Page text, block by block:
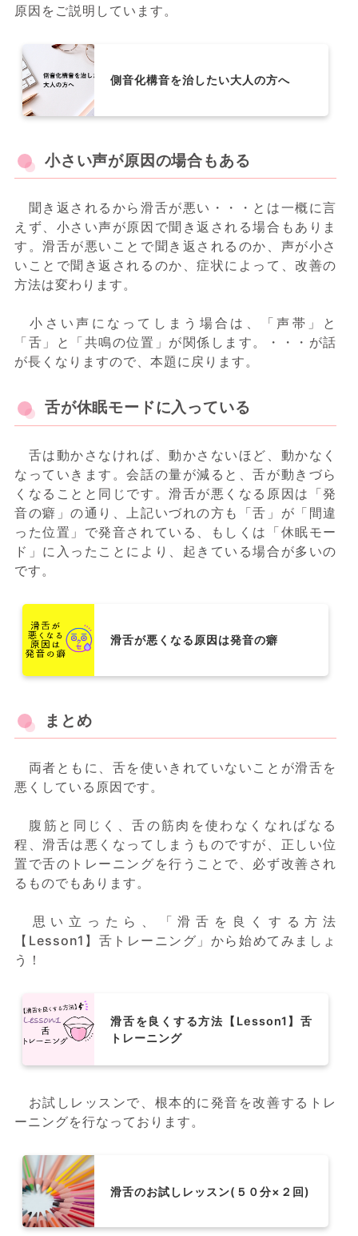
原因をご説明しています。
側音化構音を治したい大人の方へ
小さい声が原因の場合もある
聞き返されるから滑舌が悪い・・・とは一概に言
えず、小さい声が原因で聞き返される場合もありま
す。滑舌が悪いことで聞き返されるのか、声が小さ
いことで聞き返されるのか、症状によって、改善の
方法は変わります。
小さい声になってしまう場合は、「声帯」と
「舌」と「共鳴の位置」が関係します。・・・が話
が長くなりますので、本題に戻ります。
舌が休眠モードに入っている
舌は動かさなければ、動かさないほど、動かなく
なっていきます。会話の量が減ると、舌が動きづら
くなることと同じです。滑舌が悪くなる原因は「発
音の癖」の通り、上記いづれの方も「舌」が「間違
った位置」で発音されている、もしくは「休眠モー
ド」に入ったことにより、起きている場合が多いの
です。
滑舌が悪くなる原因は発音の癖
まとめ
両者ともに、舌を使いきれていないことが滑舌を
悪くしている原因です。
腹筋と同じく、舌の筋肉を使わなくなればなる
程、滑舌は悪くなってしまうものですが、正しい位
置で舌のトレーニングを行うことで、必ず改善され
るものでもあります。
思い立ったら、「滑舌を良くする方法
【Lesson1】舌トレーニング」から始めてみましょ
う！
滑舌を良くする方法【Lesson1】舌
トレーニング
お試しレッスンで、根本的に発音を改善するトレ
ーニングを行なっております。
滑舌のお試しレッスン(５０分×２回)